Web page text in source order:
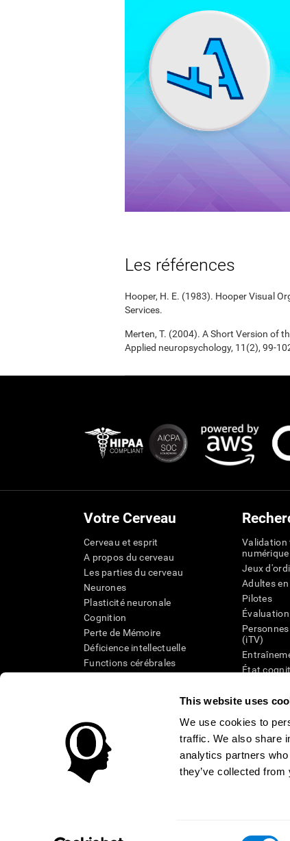
This website uses
We use cookies to
traffic. We also share
analytics partners
they’ve collected
Les références
Hooper, H. E. (1983). Hooper Visual
Services.
Merten, T. (2004). A Short Version of
Applied neuropsychology, 11(2), 99-
Votre Cerveau
Cerveau et esprit
A propos du cerveau
Les parties du cerveau
Neurones
Plasticité neuronale
Cognition
Perte de Mémoire
Déficience intellectuelle
Functions cérébrales
Validation
numérique
Jeux
Adultes
Pilotes
(iTV)
État
Révision